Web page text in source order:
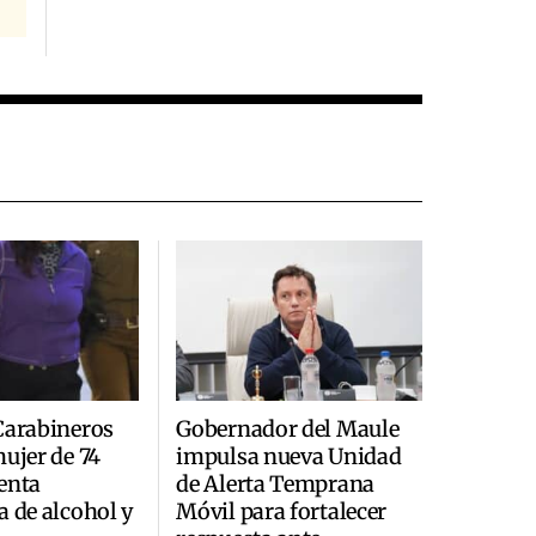
de 74
de alcohol y
Gobernador del Maule
impulsa nueva Unidad
de Alerta Temprana
Móvil para fortalecer